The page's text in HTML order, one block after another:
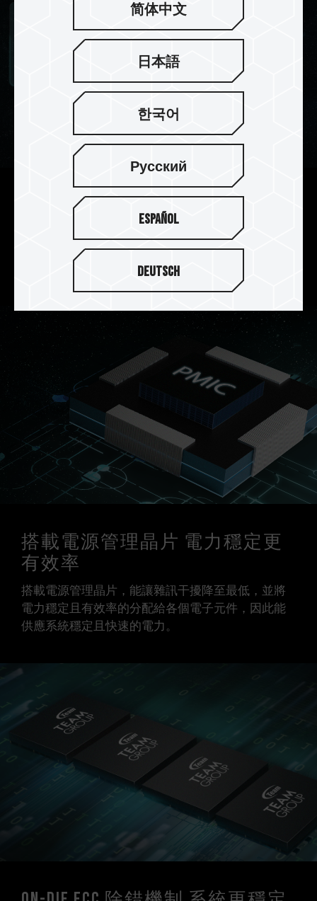
強化 PMIC 散熱設計
搭配使用專業導熱矽膠，強化電源管理晶片散熱設
計，遊戲產生的各種高負載下都能保持順暢，有效
穩定電源管理晶片運作。
搭載電源管理晶片 電力穩定更
有效率
搭載電源管理晶片，能讓雜訊干擾降至最低，並將
電力穩定且有效率的分配給各個電子元件，因此能
供應系統穩定且快速的電力。
简体中文
日本語
한국어
Русский
Español
Deutsch